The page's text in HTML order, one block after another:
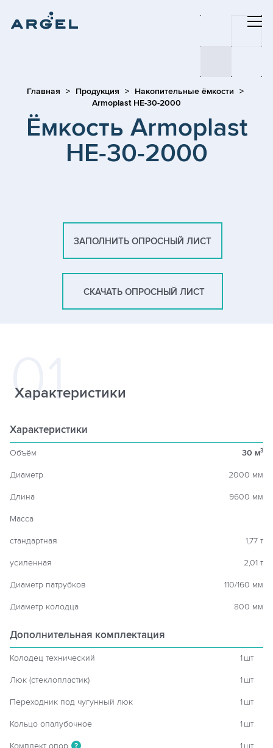
Главная Продукция
Накопительные ёмкости
Armoplast HE-30-2000
Ёмкость Armoplast
HE-30-2000
ЗАПОЛНИТЬ ОПРОСНЫЙ ЛИСТ
СКАЧАТЬ ОПРОСНЫЙ ЛИСТ
Характеристики
Характеристики
Объём 30 м3
Диаметр 2000 мм
Длина 9600 мм
Масса
стандартная 1,77 т
усиленная 2,01 т
Диаметр патрубков 110/160 мм
Диаметр колодца 800 мм
Дополнительная комплектация
Колодец технический 1шт
Люк (стеклопластик) 1шт
Переходник под чугунный люк 1шт
Кольцо опалубочное 1шт
Комплект опор 1шт